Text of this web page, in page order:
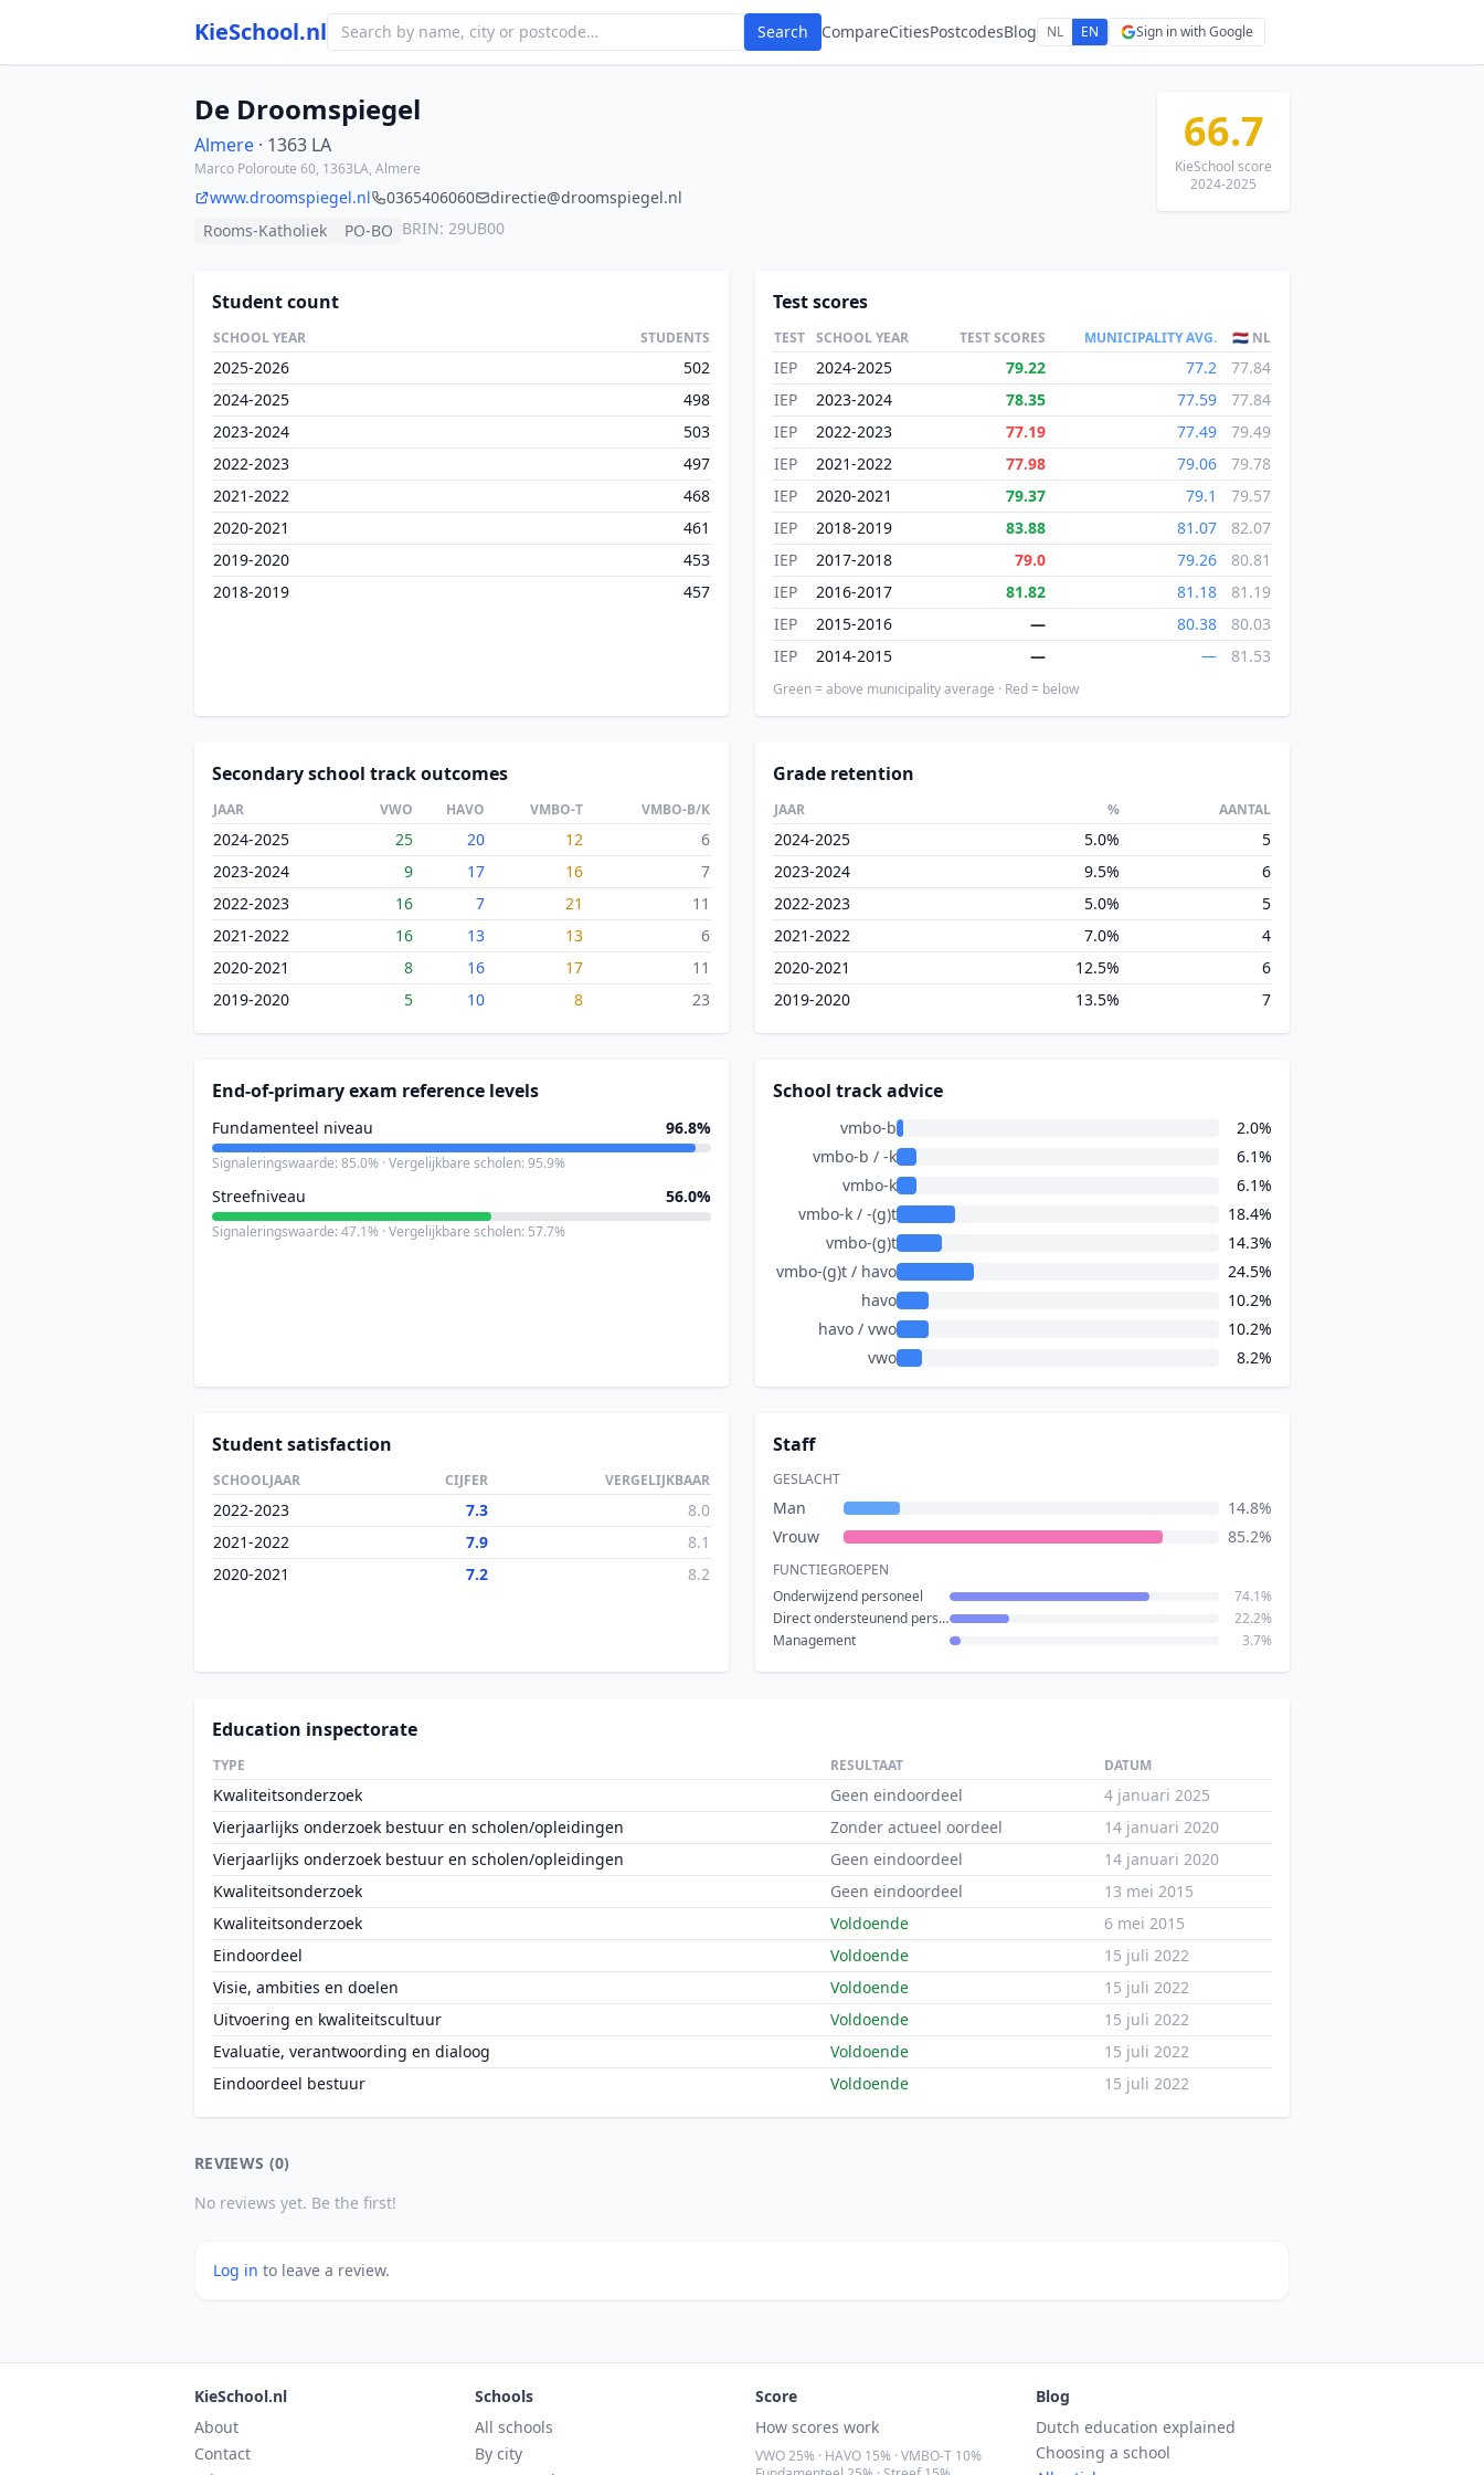
KieSchool.nl Search CompareCitiesPostcodesBlog NL EN Sign in with Google
De Droomspiegel
Almere · 1363 LA
Marco Poloroute 60, 1363LA, Almere
www.droomspiegel.nl 0365406060
directie@droomspiegel.nl
Rooms-Katholiek
PO-BO BRIN: 29UB00
66.7
KieSchool score
2024-2025
Student count
SCHOOL YEAR STUDENTS
2025-2026
502
2024-2025
498
2023-2024
503
2022-2023
497
2021-2022
468
2020-2021
461
2019-2020
453
2018-2019
457
Test scores
TEST SCHOOL YEAR TEST SCORES MUNICIPALITY AVG. 🇳🇱 NL
IEP 2024-2025 79.22 77.2
77.84
IEP
2023-2024 78.35 77.59
77.84
IEP
2022-2023 77.19 77.49
79.49
IEP
2021-2022 77.98 79.06
79.78
IEP
2020-2021 79.37 79.1
79.57
IEP
2018-2019 83.88 81.07
82.07
IEP
2017-2018 79.0 79.26
80.81
IEP
2016-2017 81.82 81.18
81.19
IEP
2015-2016 — 80.38
80.03
IEP
2014-2015 — — 81.53
Green = above municipality average · Red = below
Secondary school track outcomes
JAAR VWO HAVO VMBO-T VMBO-B/K
2024-2025 25 20 12
6
2023-2024
9 17 16
7
2022-2023
16 7 21
11
2021-2022
16 13 13
6
2020-2021
8 16 17
11
2019-2020
5 10 8 23
Grade retention
JAAR % AANTAL
2024-2025 5.0%
5
2023-2024
9.5%
6
2022-2023
5.0%
5
2021-2022
7.0%
4
2020-2021
12.5%
6
2019-2020
13.5% 7
End-of-primary exam reference levels
Fundamenteel niveau 96.8%
Signaleringswaarde: 85.0% · Vergelijkbare scholen: 95.9%
Streefniveau 56.0%
Signaleringswaarde: 47.1% · Vergelijkbare scholen: 57.7%
School track advice
vmbo-b
2.0%
vmbo-b / -k
6.1%
vmbo-k
6.1%
vmbo-k / -(g)t
18.4%
vmbo-(g)t
14.3%
vmbo-(g)t / havo
24.5%
havo
10.2%
havo / vwo
10.2%
vwo
8.2%
Student satisfaction
SCHOOLJAAR CIJFER VERGELIJKBAAR
2022-2023 7.3
8.0
2021-2022
7.9
8.1
2020-2021
7.2 8.2
Staff
GESLACHT
Man
14.8%
Vrouw
85.2%
FUNCTIEGROEPEN
Onderwijzend personeel
74.1%
Direct ondersteunend personeel
22.2%
Management
3.7%
Education inspectorate
TYPE RESULTAAT DATUM
Kwaliteitsonderzoek Geen eindoordeel
4 januari 2025
Vierjaarlijks onderzoek bestuur en scholen/opleidingen
Zonder actueel oordeel
14 januari 2020
Vierjaarlijks onderzoek bestuur en scholen/opleidingen
Geen eindoordeel
14 januari 2020
Kwaliteitsonderzoek
Geen eindoordeel
13 mei 2015
Kwaliteitsonderzoek
Voldoende
6 mei 2015
Eindoordeel
Voldoende
15 juli 2022
Visie, ambities en doelen
Voldoende
15 juli 2022
Uitvoering en kwaliteitscultuur
Voldoende
15 juli 2022
Evaluatie, verantwoording en dialoog
Voldoende
15 juli 2022
Eindoordeel bestuur
Voldoende 15 juli 2022
REVIEWS (0)
No reviews yet. Be the first!
Log in to leave a review.
KieSchool.nl
About
Contact
Schools
All schools
By city
Score
How scores work
VWO 25% · HAVO 15% · VMBO-T 10%
Blog
Dutch education explained
Choosing a school